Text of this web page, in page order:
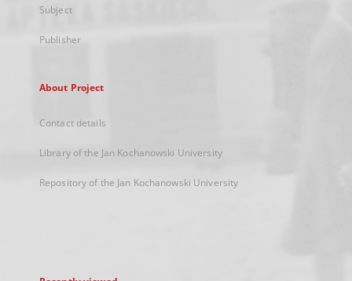
Subject
Publisher
About Project
Contact details
Library of the Jan Kochanowski University
Repository of the Jan Kochanowski University